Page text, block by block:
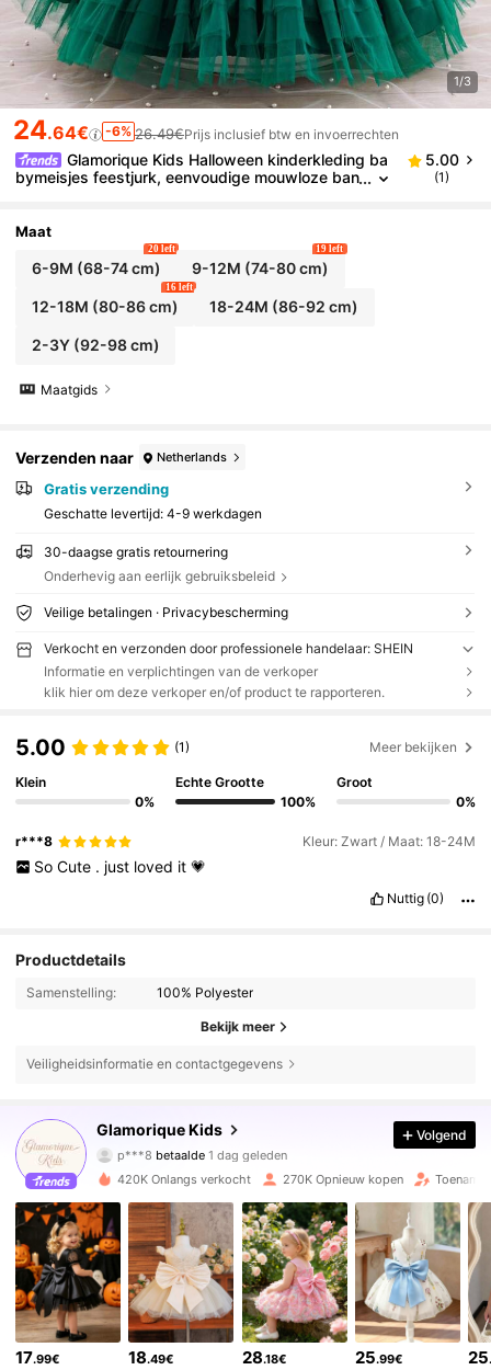
1/3
24.64€ -6% 26.49€Prijs inclusief btw en invoerrechten
Glamorique Kids Halloween kinderkleding ba
bymeisjes feestjurk, eenvoudige mouwloze ban
5.00
(1)
Maat
6-9M (68-74 cm)
20 left
9-12M (74-80 cm)
19 left
12-18M (80-86 cm)
16 left
18-24M (86-92 cm)
2-3Y(92-98 cm)
Maatgids
Verzenden naar Netherlands
Gratis verzending
Geschatte levertijd: 4-9 werkdagen
30-daagse gratis retournering
Onderhevig aan eerlijk gebruiksbeleid
Veilige betalingen · Privacybescherming
Verkocht en verzonden door professionele handelaar: SHEIN
Informatie en verplichtingen van de verkoper
klik hier om deze verkoper en/of product te rapporteren.
5.00 (1) Meer bekijken
Klein
0%
Echte Grootte
100%
Groot
0%
r***8 Kleur: Zwart / Maat: 18-24M
So Cute . just loved it 💗
Nuttig (0)
Productdetails
Samenstelling: 100% Polyester
Bekijk meer
Veiligheidsinformatie en contactgegevens
Glamorique Kids
4.92
244K Volgers
p***8 betaalde1 dag geleden
4.92 244K Volgers
4.92 244K Volgers
4.92 244K Volgers
Volgend
420K Onlangs verkocht 270K Opnieuw kopen Toename
17.99€ 18.49€ 28.18€ 25.99€ 25